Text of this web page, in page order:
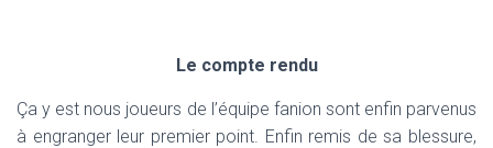
Le compte rendu
Ça y est nous joueurs de l’équipe fanion sont enfin parvenus
à engranger leur premier point. Enfin remis de sa blessure,